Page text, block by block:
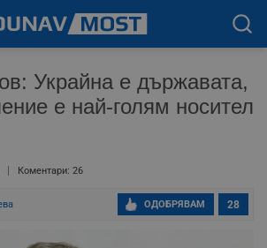
Украйна е държавата,
е най-голям носител
Коментари: 26
28
ОДОБРЯВАМ